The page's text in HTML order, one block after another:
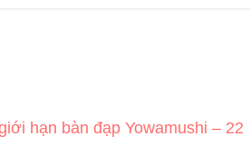
hạn bàn đạp Yowamushi – 22